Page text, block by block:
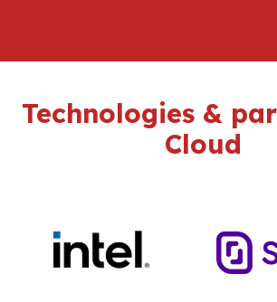
Technologies &
Cloud